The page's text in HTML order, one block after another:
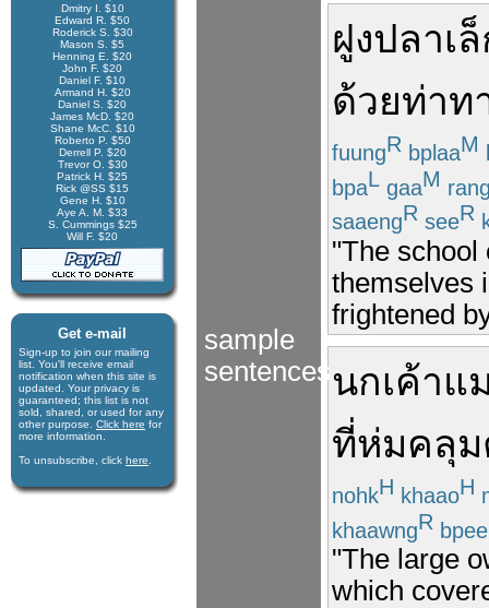
Dmitry I. $10
Edward R. $50
Roderick S. $30
Mason S. $5
Henning E. $20
John F. $20
Daniel F. $10
Armand H. $20
Daniel S. $20
James McD. $20
Shane McC. $10
Roberto P. $50
Derrell P. $20
Trevor O. $30
Patrick H. $25
Rick @SS $15
Gene H. $10
Aye A. M. $33
S. Cummings $25
Will F. $20
Get e-mail
Sign-up to join our mail­ing
list. You'll receive e­mail
notification when this site is
updated. Your privacy is
guaran­teed; this list is not
sold, shared, or used for any
other purpose. Click here for
more infor­mation.
To unsubscribe, click here
sample
sentences
ฝูงปลาเ
ด้วยท่าท
fuungR bplaaM
bpaL gaaM
saaengR seeR
"The school
themselves
frightened
นกเค้าแ
ที่ห่มคลุม
nohkH khaaoH
khaawngR
"The large
which